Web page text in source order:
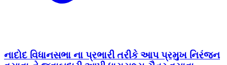
નાદોદ વિધાનસભા ના પ્રભારી તરીકે આપ પ્રમુખ નિરંજન